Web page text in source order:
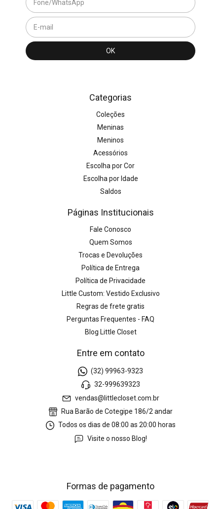
Categorias
Coleções
Meninas
Meninos
Acessórios
Escolha por Cor
Escolha por Idade
Saldos
Páginas Institucionais
Fale Conosco
Quem Somos
Trocas e Devoluções
Política de Entrega
Política de Privacidade
Little Custom: Vestido Exclusivo
Regras de frete gratis
Perguntas Frequentes - FAQ
Blog Little Closet
Entre em contato
(32) 99963-9323
32-999639323
vendas@littlecloset.com.br
Rua Barão de Cotegipe 186/2 andar
Todos os dias de 08:00 as 20:00 horas
Visite o nosso Blog!
Formas de pagamento